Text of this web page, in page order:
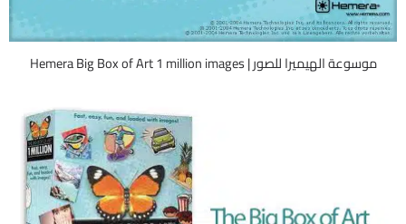
موسوعة الهيميرا للصور | Hemera Big Box of Art 1 million images